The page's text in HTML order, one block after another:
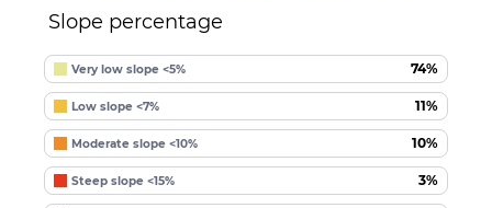
Slope percentage
Very low slope <5% 74%
Low slope <7% 11%
Moderate slope <10% 10%
Steep slope <15% 3%